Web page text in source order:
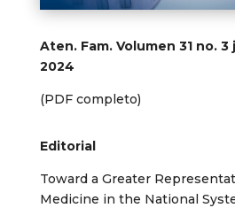
Aten. Fam. Volumen 31 no.
2024
(PDF completo)
Editorial
Toward a Greater
Medicine in the National